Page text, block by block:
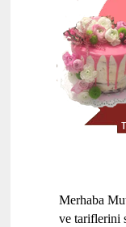
Merhaba
ve tariflerini